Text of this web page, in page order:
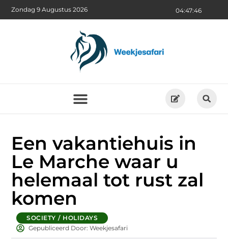
04:47:47
Zondag 9 Augustus 2026
Een vakantiehuis in
Le Marche waar u
helemaal tot rust zal
komen
SOCIETY / HOLIDAYS
Gepubliceerd Door: Weekjesafari